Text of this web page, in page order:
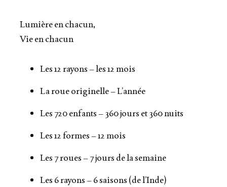
Lumière en chacun,
Vie en chacun
Les 12 rayons – les 12 mois
La roue originelle – L’année
Les 720 enfants – 360 jours et 360 nuits
Les 12 formes – 12 mois
Les 7 roues – 7 jours de la semaine
Les 6 rayons – 6 saisons (de l’Inde)